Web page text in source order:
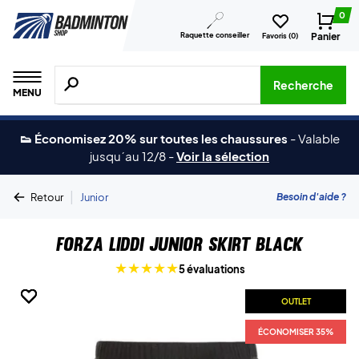
Raquette conseiller Favoris (0)
0
Panier
MENU
Recherche de produits, de marques, etc.
Recherche
👟 Économisez 20% sur toutes les chaussures -Valable
jusqu´au 12/8 -Voir la sélection
Retour | Junior Besoin d'aide ?
Forza Liddi Junior Skirt Black
5 évaluations
OUTLET
ÉCONOMISER 35%
OUTLET
ÉCONOMISER 35%
OUTLET
ÉCONOMISER 35%
OUTLET
ÉCONOMISER 35%
OUTLET
ÉCONOMISER 35%